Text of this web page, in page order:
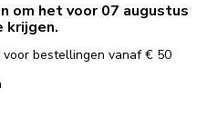
om het voor 07 augustus
krijgen.
voor bestellingen vanaf € 50